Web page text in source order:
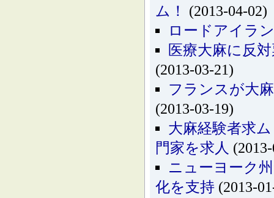
ム！
(2013-04-02)
ロードアイラ
医療大麻に反
(2013-03-21)
フランスが大
(2013-03-19)
大麻経験者求
門家を求人
ニューヨーク
化を支持 (2013-